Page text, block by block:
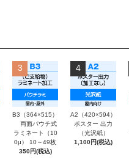
3
B3（364×515）
両面パウチ式
ラミネート（10
0μ） 10～49枚
350円(税込)
4
A2（420×594）
ポスター 出力
（光沢紙）
1,100円(税込)